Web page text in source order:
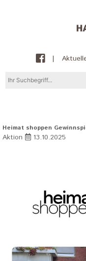
|
Heimat shoppen
Aktion 13.10.2025